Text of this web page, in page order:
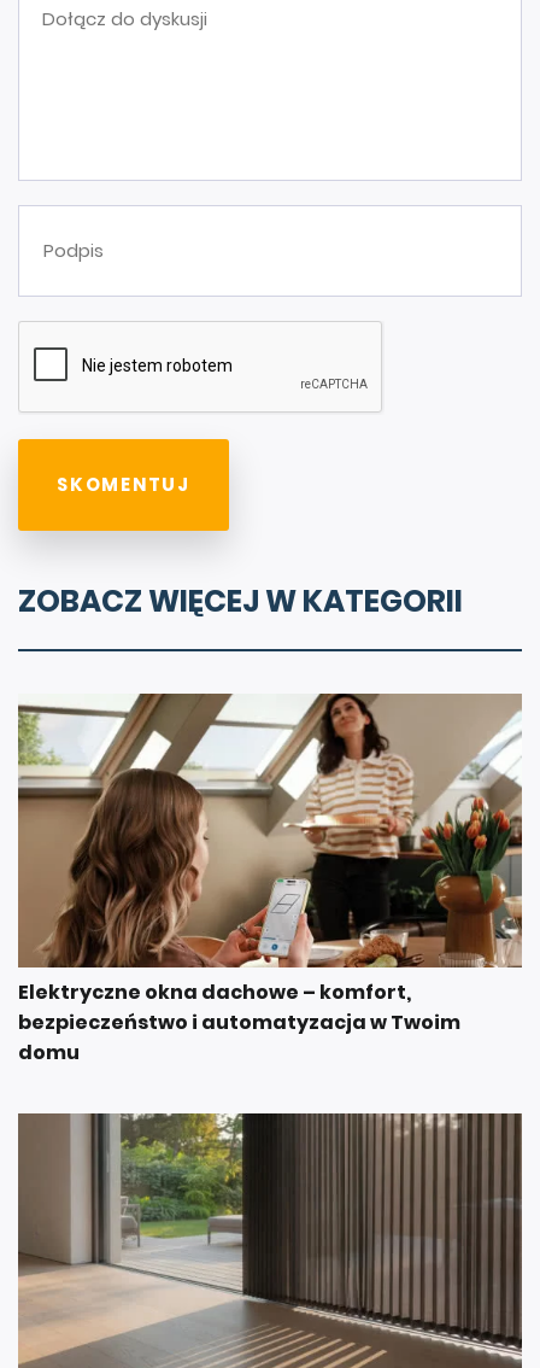
ZOBACZ WIĘCEJ W KATEGORII
Elektryczne okna dachowe – komfort,
bezpieczeństwo i automatyzacja w Twoim
domu